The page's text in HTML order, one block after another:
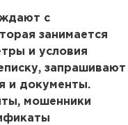
с
занимается
и условия
запрашивают
и документы.
мошенники